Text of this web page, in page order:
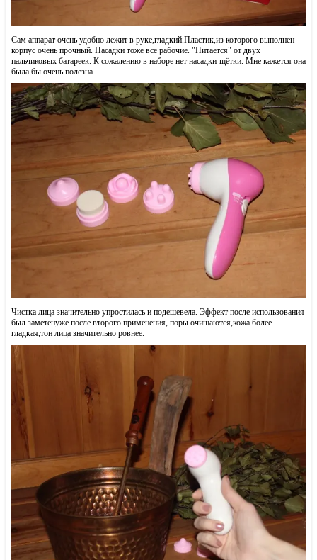
Сам аппарат очень удобно лежит в руке,гладкий.Пластик,из которого выполнен
корпус очень прочный. Насадки тоже все рабочие. "Питается" от двух
пальчиковых батареек. К сожалению в наборе нет насадки-щётки. Мне кажется она
была бы очень полезна.
Чистка лица значительно упростилась и подешевела. Эффект после использования
был заметенуже после второго применения, поры очищаются,кожа более
гладкая,тон лица значительно ровнее.